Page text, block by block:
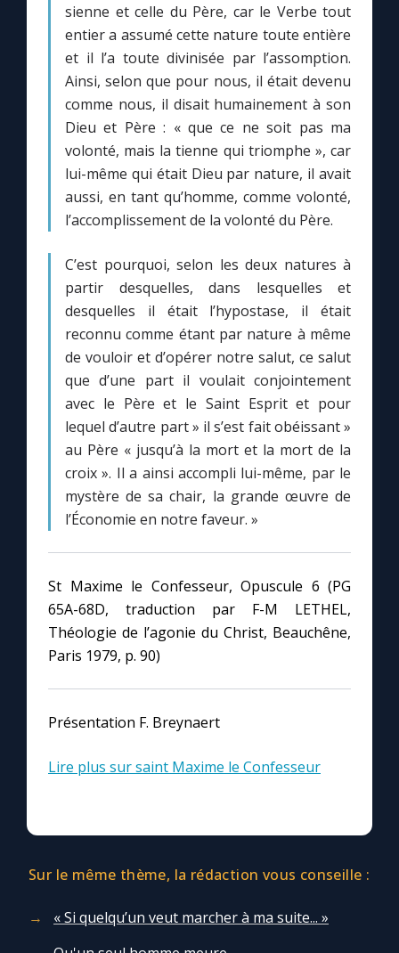
sienne et celle du Père, car le Verbe tout
entier a assumé cette nature toute entière
et il l’a toute divinisée par l’assomption.
Ainsi, selon que pour nous, il était devenu
comme nous, il disait humainement à son
Dieu et Père : « que ce ne soit pas ma
volonté, mais la tienne qui triomphe », car
lui-même qui était Dieu par nature, il avait
aussi, en tant qu’homme, comme volonté,
l’accomplissement de la volonté du Père.
C’est pourquoi, selon les deux natures à
partir desquelles, dans lesquelles et
desquelles il était l’hypostase, il était
reconnu comme étant par nature à même
de vouloir et d’opérer notre salut, ce salut
que d’une part il voulait conjointement
avec le Père et le Saint Esprit et pour
lequel d’autre part » il s’est fait obéissant »
au Père « jusqu’à la mort et la mort de la
croix ». Il a ainsi accompli lui-même, par le
mystère de sa chair, la grande œuvre de
l’Économie en notre faveur. »
St Maxime le Confesseur, Opuscule 6 (PG
65A-68D, traduction par F-M LETHEL,
Théologie de l’agonie du Christ, Beauchêne,
Paris 1979, p. 90)
Présentation F. Breynaert
Lire plus sur saint Maxime le Confesseur
Sur le même thème, la rédaction vous conseille :
« Si quelqu’un veut marcher à ma suite... »